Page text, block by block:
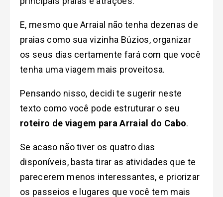
E, mesmo que Arraial não tenha dezenas de
praias como sua vizinha Búzios, organizar
os seus dias certamente fará com que você
tenha uma viagem mais proveitosa.
Pensando nisso, decidi te sugerir neste
texto como você pode estruturar o seu
roteiro de viagem para Arraial do Cabo.
Se acaso não tiver os quatro dias
disponíveis, basta tirar as atividades que te
parecerem menos interessantes, e priorizar
os passeios e lugares que você tem mais